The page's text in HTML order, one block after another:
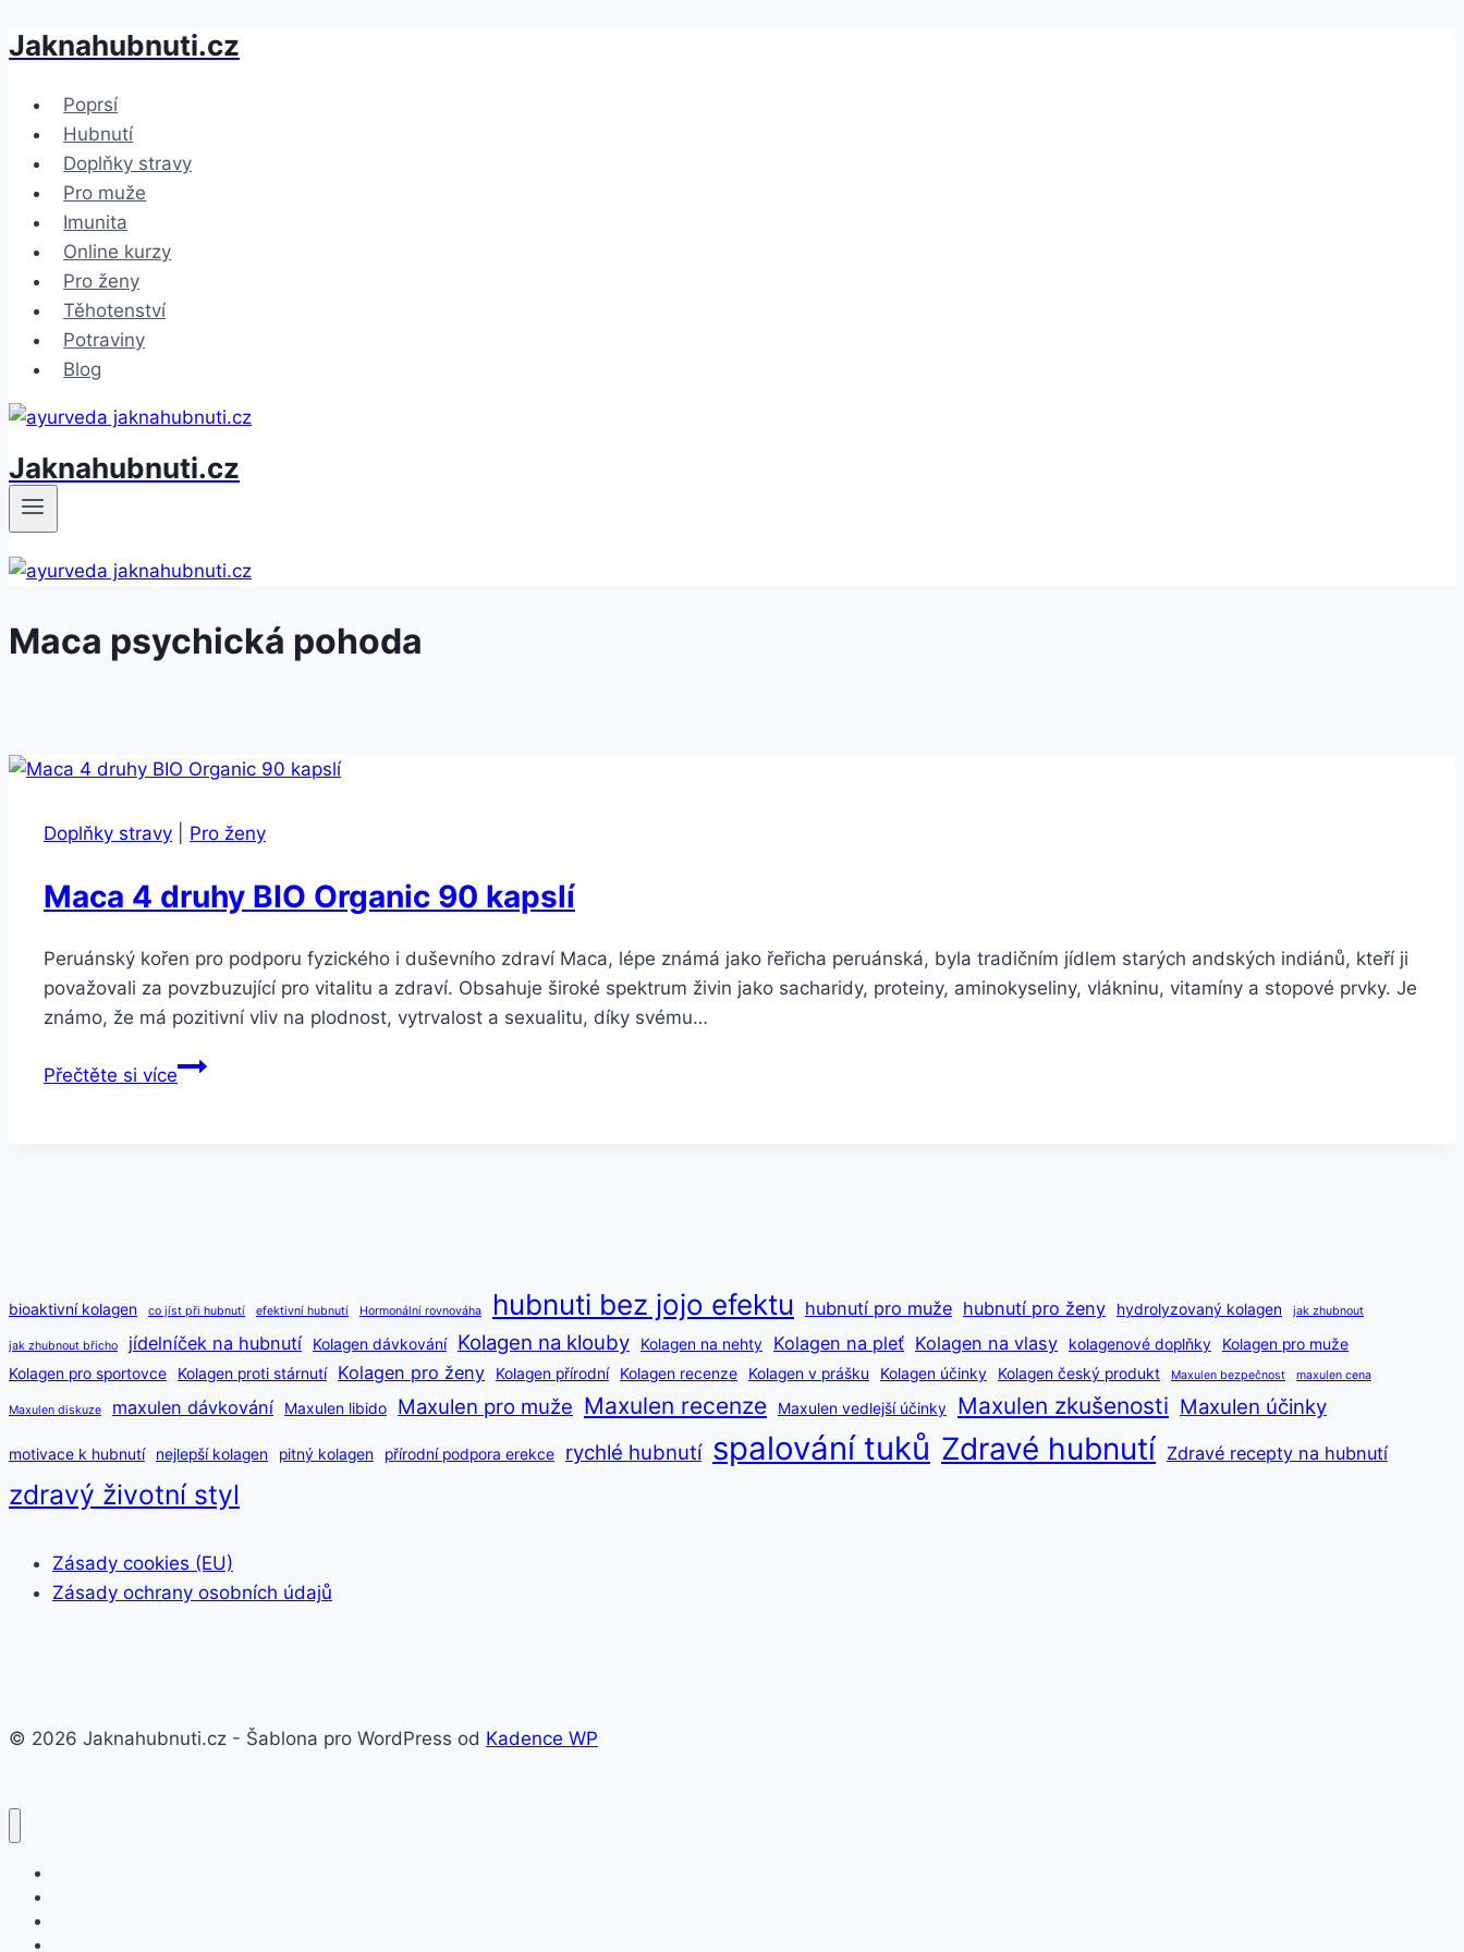
Přeskočit
obsah
Jaknahubnuti.cz
Poprsí
Hubnutí
Doplňky stravy
Pro muže
Imunita
Online kurzy
Pro ženy
Těhotenství
Potraviny
Blog
Jaknahubnuti.cz
Maca psychická pohoda
Doplňky stravy Pro ženy
Maca 4 druhy BIO Organic 90 kapslí
Peruánský kořen pro podporu fyzického i duševního zdraví Maca, lépe známá jako řeřicha peruánská, byla tradičním jídlem starých andských indiánů, kteří ji
považovali za povzbuzující pro vitalitu a zdraví. Obsahuje široké spektrum živin jako sacharidy, proteiny, aminokyseliny, vlákninu, vitamíny a stopové prvky. Je
známo, že má pozitivní vliv na plodnost, vytrvalost a sexualitu, díky svému…
Přečtěte si víceMaca
bioaktivní kolagen co jíst při hubnutí efektivní hubnutí Hormonální rovnováha hubnuti bez jojo efektu hubnutí pro muže hubnutí pro ženy hydrolyzovaný kolagen jak zhubnout
jak zhubnout břicho jídelníček na hubnutí Kolagen dávkování Kolagen na klouby Kolagen na nehty Kolagen na pleť Kolagen na vlasy kolagenové doplňky
Kolagen pro muže
Kolagen pro sportovce
Kolagen proti stárnutí Kolagen pro ženy Kolagen přírodní Kolagen recenze Kolagen v prášku Kolagen účinky Kolagen český produkt Maxulen bezpečnost maxulen cena
Maxulen diskuze maxulen dávkování Maxulen libido Maxulen pro muže Maxulen recenze Maxulen vedlejší účinky Maxulen zkušenosti Maxulen účinky
motivace k hubnutí nejlepší kolagen pitný kolagen přírodní podpora erekce rychlé hubnutí spalování tuků Zdravé hubnutí Zdravé recepty na hubnutí
zdravý životní styl
Zásady cookies (EU)
Zásady ochrany osobních údajů
© 2026 Jaknahubnuti.cz - Šablona pro WordPress od Kadence WP